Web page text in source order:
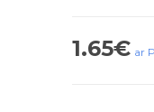
1.65€ ar